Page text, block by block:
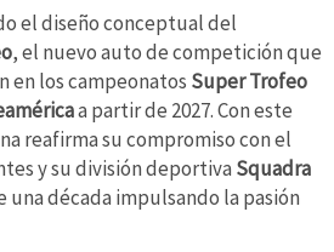
el diseño conceptual del
, el nuevo auto de competición que
en los campeonatos Super Trofeo
a partir de 2027. Con este
reafirma su compromiso con el
y su división deportiva Squadra
una década impulsando la pasión